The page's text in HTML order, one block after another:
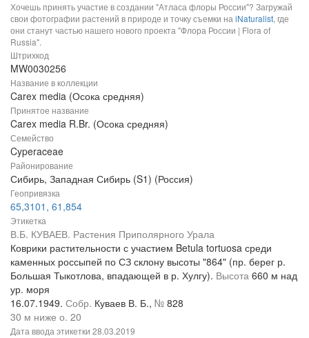
Хочешь принять участие в создании "Атласа флоры России"? Загружай
свои фотографии растений в природе и точку съемки на iNaturalist, где
они станут частью нашего нового проекта "Флора России | Flora of
Russia".
Штрихкод
MW0030256
Название в коллекции
Carex media (Осока средняя)
Принятое название
Carex media R.Br. (Осока средняя)
Семейство
Cyperaceae
Районирование
Сибирь, Западная Сибирь (S1) (Россия)
Геопривязка
65,3101, 61,854
Этикетка
В.Б. КУВАЕВ. Растения Приполярного Урала
Коврики растительности с участием Betula tortuosa среди
каменных россыпей по СЗ склону высоты "864" (пр. берег р.
Большая Тыкотлова, впадающей в р. Хулгу). Высота 660 м над
ур. моря
16.07.1949. Собр. Куваев В. Б., № 828
30 м ниже о. 20
Дата ввода этикетки 28.03.2019